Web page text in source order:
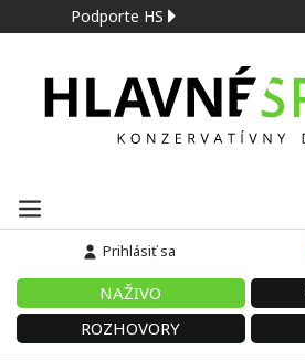
Podporte HS
Prihlásiť sa
NAŽIVO
ROZHOVORY